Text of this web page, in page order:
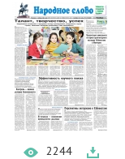
2244